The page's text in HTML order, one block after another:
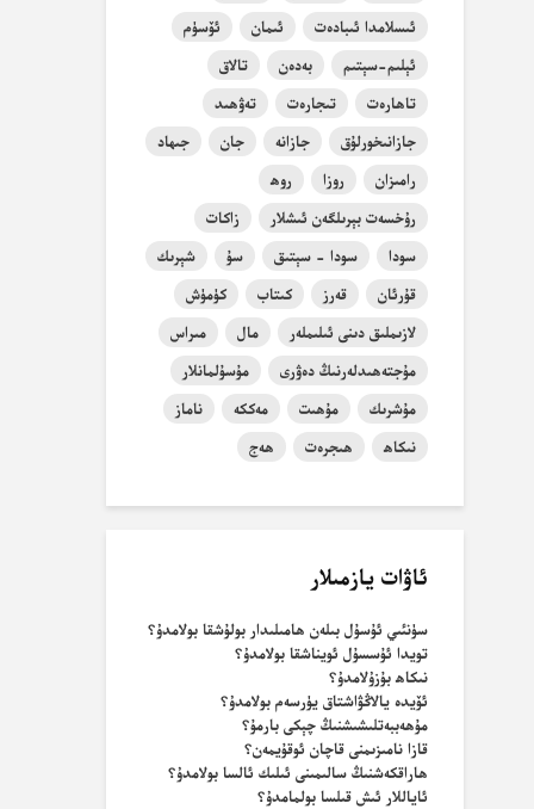
ئىسلامدا ئىبادەت
ئىمان
ئۆسۈم
ئېلىم-سېتىم
بەدەن
تالاق
تاھارەت
تىجارەت
تەۋھىد
جازانىخورلۇق
جازانە جان
جىھاد
رامىزان
روزا
روھ
رۇخسەت بېرىلگەن ئىشلار
زاكات
سودا
سودا - سېتىق سۇ
شېرىك
قۇرئان
قەرز كىتاب
كۈمۈش
لازىملىق دىنى ئىلىملەر
مال
مىراس
مۇجتەھىدلەرنىڭ دەۋرى
مۇسۇلمانلار
مۇشرىك
مۇھىت مەككە
ناماز
نىكاھ
ھىجرەت ھەج
ئاۋات يازمىلار
سۈنئىي ئۇسۇل بىلەن ھامىلىدار بولۇشقا بولامدۇ؟
تويدا ئۇسسۇل ئويناشقا بولامدۇ؟
نىكاھ بۇزۇلامدۇ؟
ئۆيدە يالاڭۋاشتاق يۈرسەم بولامدۇ؟
مۇھەببەتلىشىشنىڭ چېكى بارمۇ؟
قازا نامىزىمنى قاچان ئوقۇيمەن؟
ھاراقكەشنىڭ سالىمىنى ئىلىك ئالسا بولامدۇ؟
ئاياللار ئىش قىلسا بولمامدۇ؟